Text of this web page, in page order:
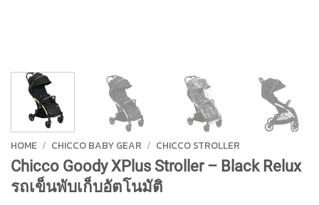
HOME / CHICCO BABY GEAR / CHICCO STROLLER
Chicco Goody XPlus Stroller – Black Relux
รถเข็นพับเก็บอัตโนมัติ